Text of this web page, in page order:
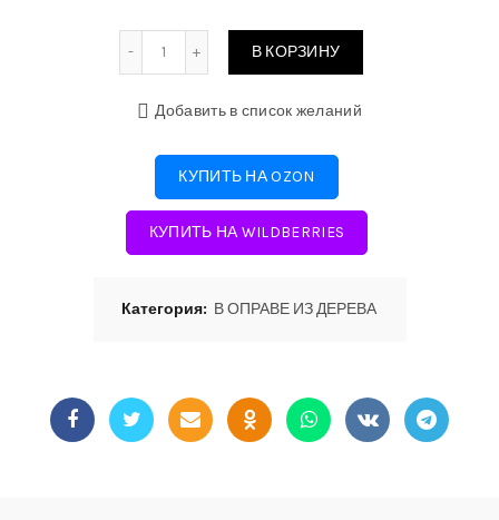
В КОРЗИНУ
Добавить в список желаний
КУПИТЬ НА OZON
КУПИТЬ НА WILDBERRIES
Категория: В ОПРАВЕ ИЗ ДЕРЕВА